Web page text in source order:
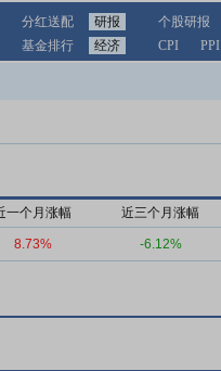
分红送配 研报 个股研报
基金排行
经济 CPI PPI
一个月涨幅 近三个月涨幅
8.73% -6.12%